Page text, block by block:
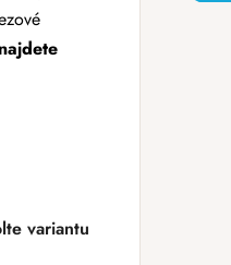
variantu